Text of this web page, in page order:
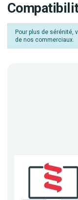
Pour plus de sérénité,
de nos commerciaux.